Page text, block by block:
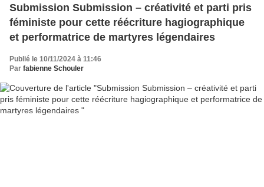
Submission Submission – créativité et parti pris
féministe pour cette réécriture hagiographique
et performatrice de martyres légendaires
Publié le 10/11/2024 à 11:46
Par fabienne Schouler